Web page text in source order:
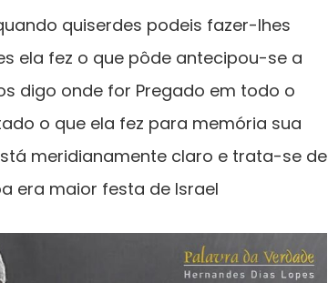
quiserdes podeis fazer-lhes
ela fez o que pôde antecipou-se a
digo onde for Pregado em todo o
o que ela fez para memória sua
meridianamente claro e trata-se de
era maior festa de Israel